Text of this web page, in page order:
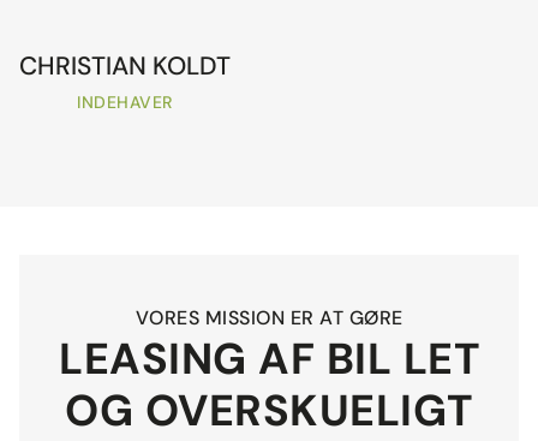
CHRISTIAN KOLDT
INDEHAVER
VORES MISSION ER AT GØRE
LEASING AF BIL LET
OG OVERSKUELIGT